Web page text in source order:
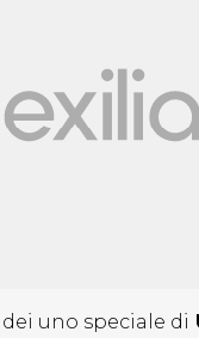
uno speciale di